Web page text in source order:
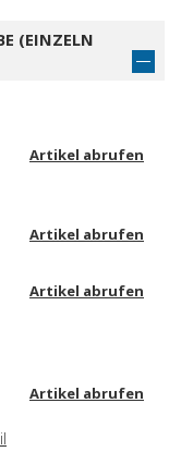
(EINZELN
Artikel abrufen
Artikel abrufen
Artikel abrufen
Artikel abrufen